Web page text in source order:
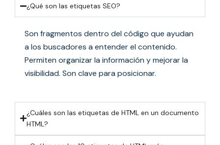
¿Qué son las etiquetas SEO?
Son fragmentos dentro del código que ayudan
a los buscadores a entender el contenido.
Permiten organizar la información y mejorar la
visibilidad. Son clave para posicionar.
¿Cuáles son las etiquetas de HTML en un documento
HTML?